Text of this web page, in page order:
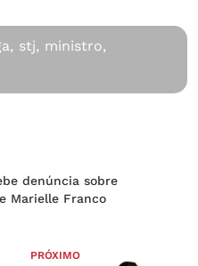
stj, ministro,
denúncia sobre
Marielle Franco
PRÓXIMO